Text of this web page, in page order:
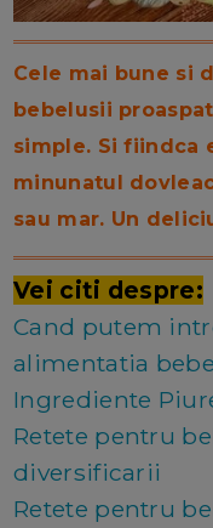
Cele mai bune si
bebelusii
simple. Si fiindca
minunatul
sau mar. Un
Vei citi despre:
Cand putem
alimentatia
Ingrediente
Retete pentru
diversificarii
Retete pentru